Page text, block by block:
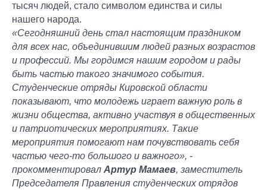
тысяч людей, стало символом единства и силы
нашего народа.
«Сегодняшний день стал настоящим праздником
для всех нас, объединившим людей разных возрастов
и профессий. Мы гордимся нашим городом и рады
быть частью такого значимого события.
Студенческие отряды Кировской области
показывают, что молодежь играет важную роль в
жизни общества, активно участвуя в общественных
и патриотических мероприятиях. Такие
мероприятия помогают нам почувствовать себя
частью чего-то большого и важного», -
прокомментировал Артур Мамаев, заместитель
Председателя Правления студенческих отрядов